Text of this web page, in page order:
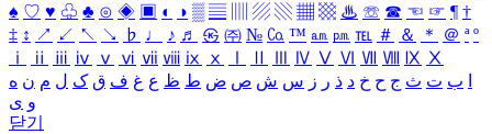
♠ ♡ ♥ ♧ ♣ ⊙ ◈ ▣ ◐ ◑ ▒ ▤ ▨ ▧ ▦ ▩ ♨ ☏ ☎ ☜ ☞ ¶ †
‡ ↕ ↗ ↙ ↖ ↘ ♭ ♩ ♪ ♬ ㉿ ㈜ № ㏇ ™ ㏂ ㏘ ℡ ＃ ＆ ＊ ＠ ª º
ⅰ
ⅱ ⅲ ⅳ ⅴ ⅵ ⅶ ⅷ ⅸ ⅹ Ⅳ Ⅴ Ⅵ Ⅶ Ⅷ Ⅸ Ⅹ
ب ت ث ج ح خ د ذ ر ز س ش ص ض ط ظ ع غ ف ق ک ل م ن ه
و ی
닫기